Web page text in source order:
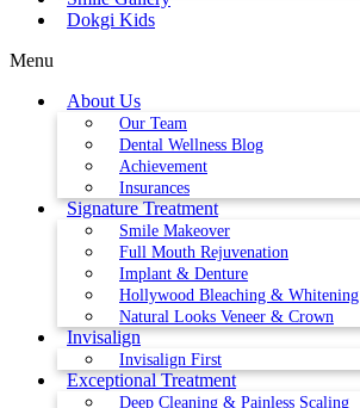
Dokgi Kids
Menu
About Us
Our Team
Dental Wellness Blog
Achievement
Insurances
Signature Treatment
Smile Makeover
Full Mouth Rejuvenation
Implant & Denture
Hollywood Bleaching & Whitening
Natural Looks Veneer & Crown
Invisalign
Invisalign First
Exceptional Treatment
Deep Cleaning & Painless Scaling